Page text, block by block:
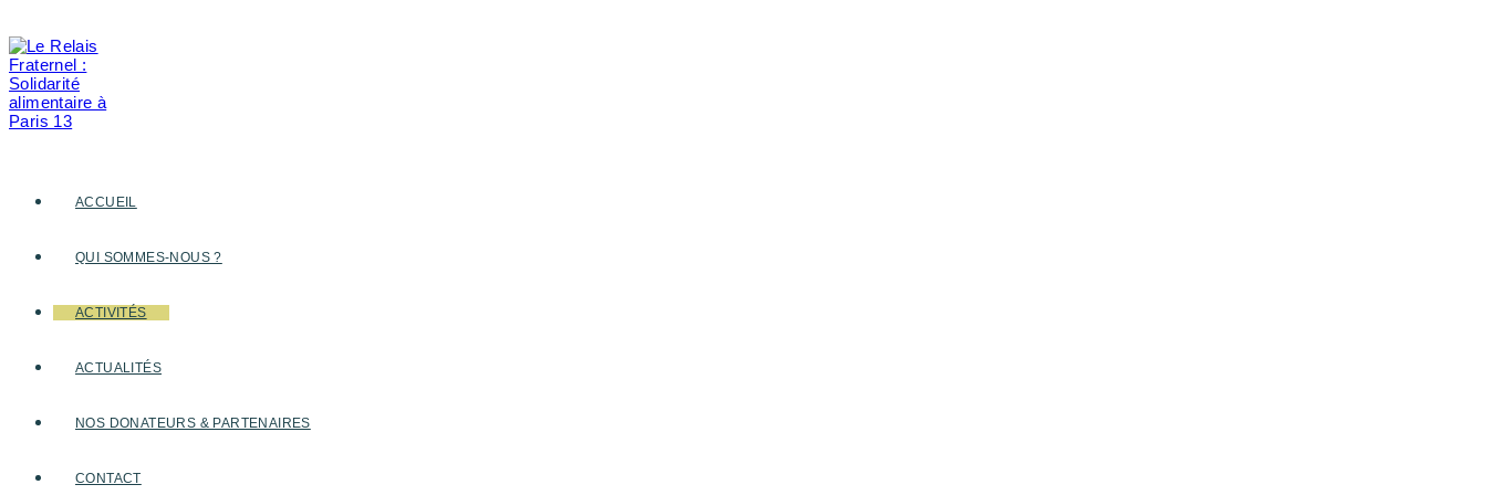
to
content
ACCUEIL
QUI SOMMES-NOUS ?
ACTIVITÉS
ACTUALITÉS
NOS DONATEURS & PARTENAIRES
CONTACT